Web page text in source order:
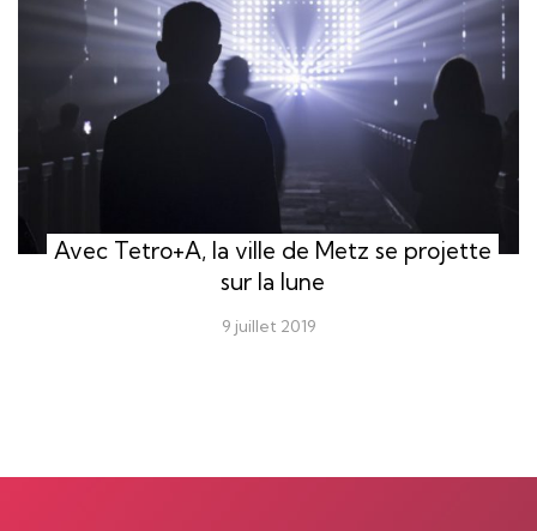
Avec Tetro+A, la ville de Metz se projette
sur la lune
9 juillet 2019